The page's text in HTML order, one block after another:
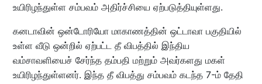
உயிரிழந்துள்ள சம்பவம் அதிர்ச்சியை ஏற்படுத்தியுள்ளது.
கனடாவின் ஒன்டோரியோ மாகாணத்தின் ஒட்டாவா பகுதியில்
உள்ள வீடு ஒன்றில் ஏற்பட்ட தீ விபத்தில் இந்திய
வம்சாவளியைச் சேர்ந்த தம்பதி மற்றும் அவர்களது மகள்
உயிரிழந்துள்ளனர். இந்த தீ விபத்து சம்பவம் கடந்த 7-ம் தேதி